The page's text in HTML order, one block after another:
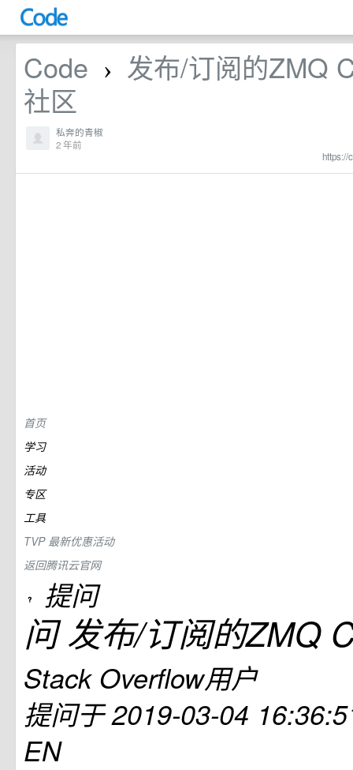
Code › 发布/订阅的ZMQ
社区
https://
私奔的青椒
2 年前
首页
学习
活动
专区
工具
TVP 最新优惠活动
返回腾讯云官网
提问
问发布/订阅的ZMQ
Stack Overflow用户
提问于2019-03-04
EN